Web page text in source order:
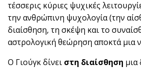
τέσσερις κύριες ψυχικές
την ανθρώπινη ψυχολογία (την
διαίσθηση, τη σκέψη και το
αστρολογική θεώρηση αποκτά μια
Ο Γιούγκ δίνει στη διαίσθηση μια